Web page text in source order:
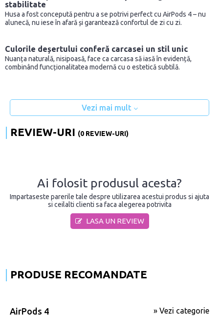
stabilitate
Husa a fost concepută pentru a se potrivi perfect cu AirPods 4 – nu
alunecă, nu iese în afară și garantează confortul de zi cu zi.
Culorile deșertului conferă carcasei un stil unic
Nuanța naturală, nisipoasă, face ca carcasa să iasă în evidență,
combinând funcționalitatea modernă cu o estetică subtilă.
Vezi mai mult
REVIEW-URI (0 REVIEW-URI)
Ai folosit produsul acesta?
Impartaseste parerile tale despre utilizarea acestui produs si ajuta
si ceilalti clienti sa faca alegerea potrivita
LASA UN REVIEW
PRODUSE RECOMANDATE
AirPods 4 » Vezi categorie